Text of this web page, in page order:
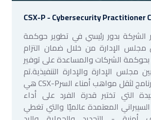
CSX-P - Cybersecurity
بدور رئيسي في تطوير حوكمة
مجلس الإدارة من خلال ضمان التزام
الشركات والمساعدة على توفير
مجلس الإدارة والإدارة التنفيذية.تم
تصميم هذا البرنامج لثقل مواهب أمناء السرCSX-P هي
التي تختبر قدرة الفرد على أداء
المعتمدة عالميًا والتي تغطي